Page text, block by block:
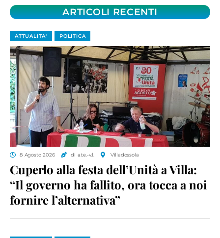
ARTICOLI RECENTI
ATTUALITA' POLITICA
8 Agosto 2026 di a.te.-v.l. Villadossola
Cuperlo alla festa dell’Unità a Villa:
“Il governo ha fallito, ora tocca a noi
fornire l’alternativa”